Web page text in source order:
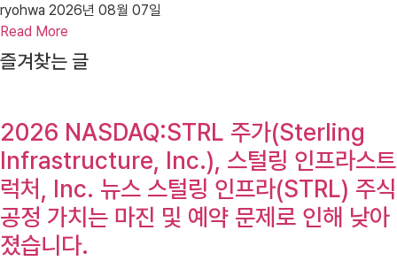
ryohwa 2026년 08월 07일
Read More
즐겨찾는 글
2026 NASDAQ:STRL 주가(Sterling
Infrastructure, Inc.), 스털링 인프라스트
럭처, Inc. 뉴스 스털링 인프라(STRL) 주식
공정 가치는 마진 및 예약 문제로 인해 낮아
졌습니다.